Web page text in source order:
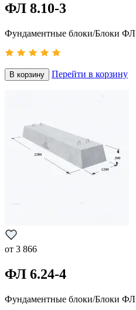
ФЛ 8.10-3
Фундаментные блоки/Блоки ФЛ
В корзину Перейти в корзину
от 3 866
ФЛ 6.24-4
Фундаментные блоки/Блоки ФЛ